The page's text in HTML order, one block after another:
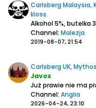
Carlsberg Malaysia,
kloss
Alkohol 5%, butelka
Channel: Malezja
2019-08-07, 21:54
Carlsberg UK, Mythos
Javox
Channel: Anglia
2026-04-24, 23:10